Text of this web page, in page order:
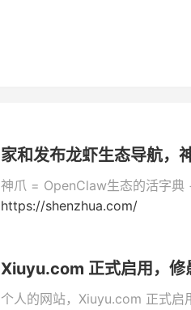
家和发布龙虾生态导航，
神爪 = OpenClaw生态的活字典
https://shenzhua.com/
Xiuyu.com 正式启用，修
个人的网站，Xiuyu.com 正式启